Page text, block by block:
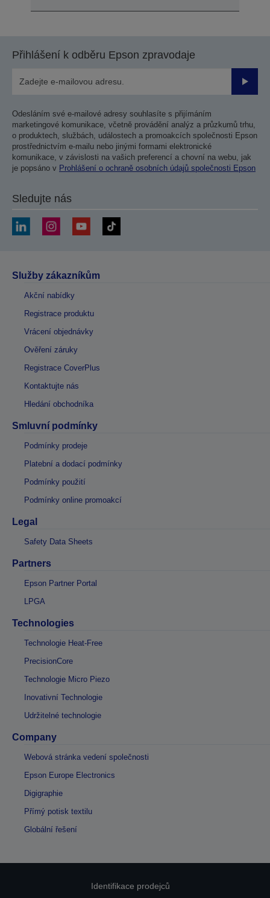
Přihlášení k odběru Epson zpravodaje
Odesláním své e-mailové adresy souhlasíte s přijímáním
marketingové komunikace, včetně provádění analýz a průzkumů trhu,
o produktech, službách, událostech a promoakcích společnosti Epson
prostřednictvím e-mailu nebo jinými formami elektronické
komunikace, v závislosti na vašich preferencí a chovní na webu, jak
je popsáno v Prohlášení o ochraně osobních údajů společnosti Epson
Sledujte nás
Služby zákazníkům
Akční nabídky
Registrace produktu
Vrácení objednávky
Ověření záruky
Registrace CoverPlus
Kontaktujte nás
Hledání obchodníka
Smluvní podmínky
Podmínky prodeje
Platební a dodací podmínky
Podmínky použití
Podmínky online promoakcí
Legal
Safety Data Sheets
Partners
Epson Partner Portal
LPGA
Technologies
Technologie Heat-Free
PrecisionCore
Technologie Micro Piezo
Inovativní Technologie
Udržitelné technologie
Company
Webová stránka vedení společnosti
Epson Europe Electronics
Digigraphie
Přímý potisk textilu
Globální řešení
Identifikace prodejců